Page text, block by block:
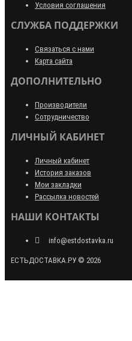
Условия соглашения
СЛУЖБА ПОДДЕРЖКИ
Связаться с нами
Карта сайта
ДОПОЛНИТЕЛЬНО
Производители
Сотрудничество
ЛИЧНЫЙ КАБИНЕТ
Личный кабинет
История заказов
Мои закладки
Рассылка новостей
НАШИ КОНТАКТЫ
info@estdostavka.ru
ЕСТЬДОСТАВКА.РУ © 2026